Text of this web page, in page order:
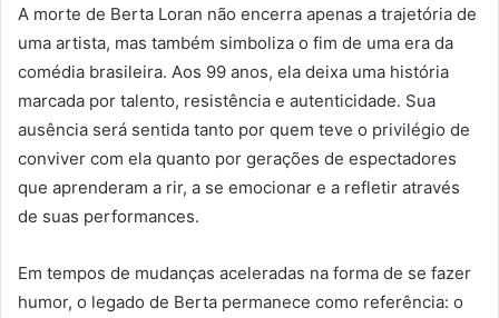
A morte de Berta Loran não encerra apenas a trajetória de
uma artista, mas também simboliza o fim de uma era da
comédia brasileira. Aos 99 anos, ela deixa uma história
marcada por talento, resistência e autenticidade. Sua
ausência será sentida tanto por quem teve o privilégio de
conviver com ela quanto por gerações de espectadores
que aprenderam a rir, a se emocionar e a refletir através
de suas performances.
Em tempos de mudanças aceleradas na forma de se fazer
humor, o legado de Berta permanece como referência: o